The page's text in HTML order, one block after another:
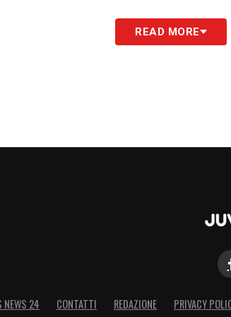
per dire che sono calma, che
READ MORE
NEWS 24 CONTATTI REDAZIONE PRIVACY